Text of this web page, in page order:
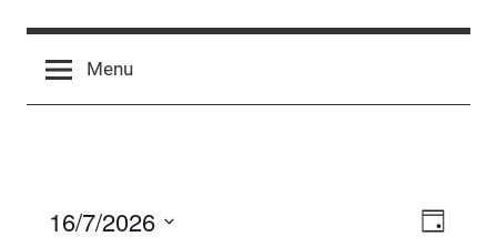
Cercle
celtique
Menu
Jour
16/7/2026